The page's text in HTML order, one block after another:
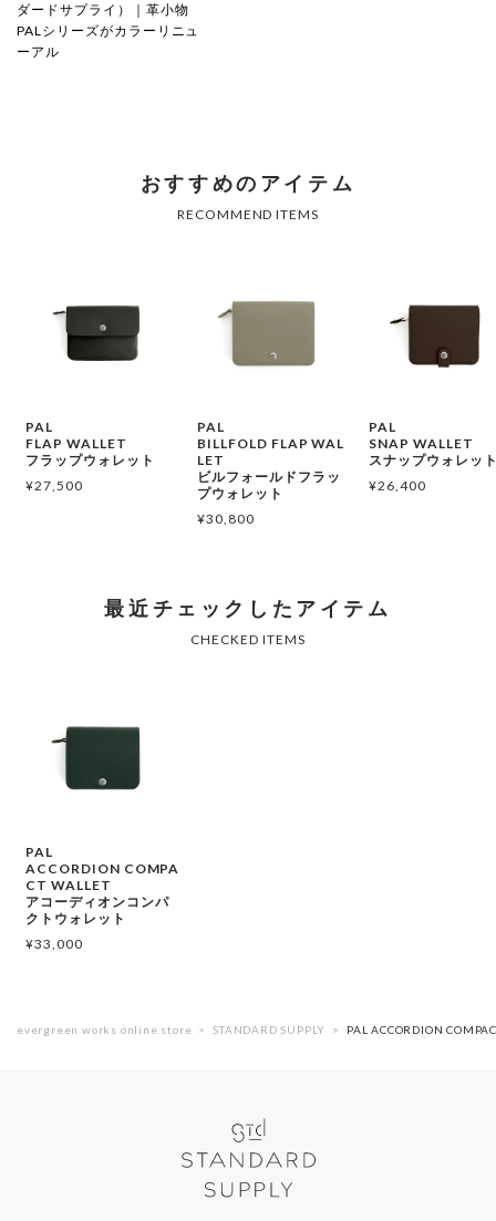
ダードサプライ）｜革小物
PALシリーズがカラーリニュ
ーアル
PAL
FLAP WALLET
フラップウォレット
¥27,500
PAL
BILLFOLD FLAP WAL
LET
ビルフォールドフラッ
プウォレット
¥30,800
PAL
SNAP WALLET
スナップウォレッ
¥26,400
PAL
ACCORDION COMPA
CT WALLET
アコーディオンコンパ
クトウォレット
¥33,000
evergreen works online store STANDARD SUPPLY PAL ACCORDION